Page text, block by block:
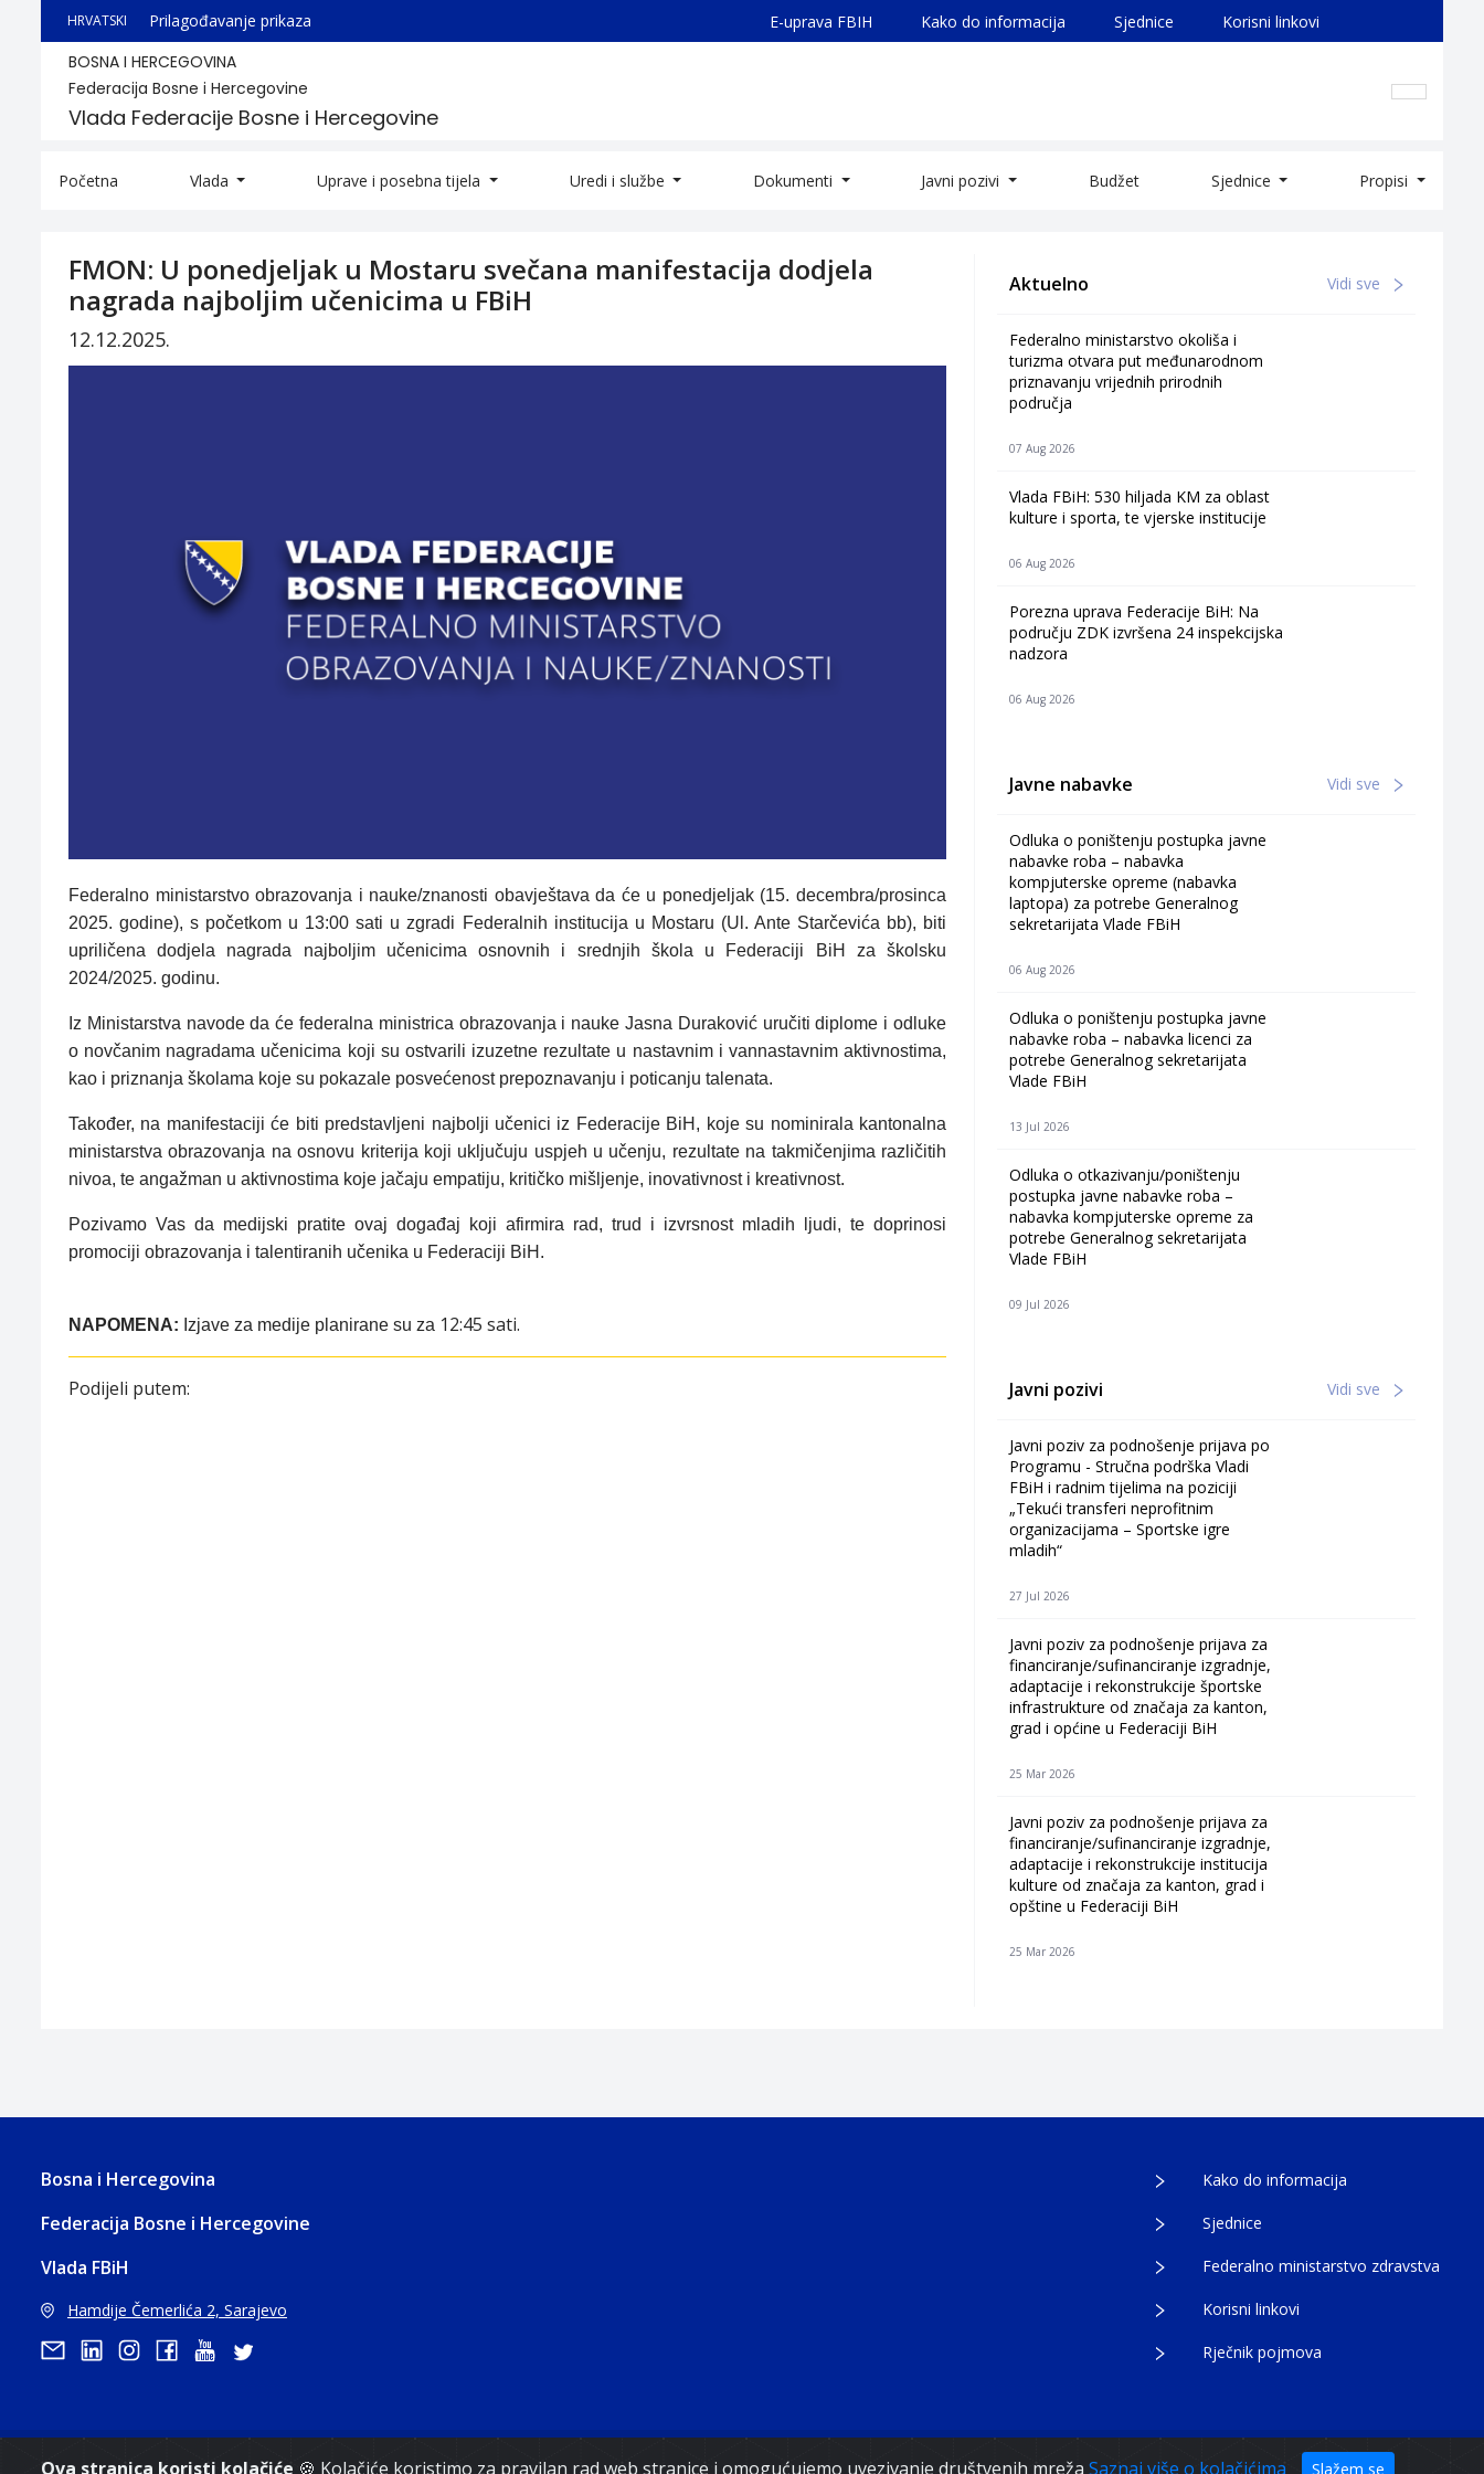
Ova stranica koristi kolačiće 🍪 Kolačiće koristimo za pravilan rad web stranice i omogućujemo uvezivanje društvenih mreža Saznaj više o kolačićima Slažem se
HRVATSKI Prilagođavanje prikaza E-uprava FBIH Kako do informacija Sjednice Korisni linkovi
BOSNA I HERCEGOVINA
Federacija Bosne i Hercegovine
Vlada Federacije Bosne i Hercegovine
Početna Vlada Uprave i posebna tijela Uredi i službe Dokumenti Javni pozivi Budžet Sjednice Propisi
FMON: U ponedjeljak u Mostaru svečana manifestacija dodjela
nagrada najboljim učenicima u FBiH
12.12.2025.
Federalno ministarstvo obrazovanja i nauke/znanosti obavještava da će u ponedjeljak (15. decembra/prosinca
2025. godine), s početkom u 13:00 sati u zgradi Federalnih institucija u Mostaru (Ul. Ante Starčevića bb), biti
upriličena dodjela nagrada najboljim učenicima osnovnih i srednjih škola u Federaciji BiH za školsku
2024/2025. godinu.
Iz Ministarstva navode da će federalna ministrica obrazovanja i nauke Jasna Duraković uručiti diplome i odluke
o novčanim nagradama učenicima koji su ostvarili izuzetne rezultate u nastavnim i vannastavnim aktivnostima,
kao i priznanja školama koje su pokazale posvećenost prepoznavanju i poticanju talenata.
Također, na manifestaciji će biti predstavljeni najbolji učenici iz Federacije BiH, koje su nominirala kantonalna
ministarstva obrazovanja na osnovu kriterija koji uključuju uspjeh u učenju, rezultate na takmičenjima različitih
nivoa, te angažman u aktivnostima koje jačaju empatiju, kritičko mišljenje, inovativnost i kreativnost.
Pozivamo Vas da medijski pratite ovaj događaj koji afirmira rad, trud i izvrsnost mladih ljudi, te doprinosi
promociji obrazovanja i talentiranih učenika u Federaciji BiH.
NAPOMENA: Izjave za medije planirane su za 12:45 sati.
Podijeli putem:
Aktuelno Vidi sve
Federalno ministarstvo okoliša i
turizma otvara put međunarodnom
priznavanju vrijednih prirodnih
područja
07 Aug 2026
Vlada FBiH: 530 hiljada KM za oblast
kulture i sporta, te vjerske institucije
06 Aug 2026
Porezna uprava Federacije BiH: Na
području ZDK izvršena 24 inspekcijska
nadzora
06 Aug 2026
Javne nabavke Vidi sve
Odluka o poništenju postupka javne
nabavke roba – nabavka
kompjuterske opreme (nabavka
laptopa) za potrebe Generalnog
sekretarijata Vlade FBiH
06 Aug 2026
Odluka o poništenju postupka javne
nabavke roba – nabavka licenci za
potrebe Generalnog sekretarijata
Vlade FBiH
13 Jul 2026
Odluka o otkazivanju/poništenju
postupka javne nabavke roba –
nabavka kompjuterske opreme za
potrebe Generalnog sekretarijata
Vlade FBiH
09 Jul 2026
Javni pozivi Vidi sve
Javni poziv za podnošenje prijava po
Programu - Stručna podrška Vladi
FBiH i radnim tijelima na poziciji
„Tekući transferi neprofitnim
organizacijama – Sportske igre
mladih“
27 Jul 2026
Javni poziv za podnošenje prijava za
financiranje/sufinanciranje izgradnje,
adaptacije i rekonstrukcije športske
infrastrukture od značaja za kanton,
grad i općine u Federaciji BiH
25 Mar 2026
Javni poziv za podnošenje prijava za
financiranje/sufinanciranje izgradnje,
adaptacije i rekonstrukcije institucija
kulture od značaja za kanton, grad i
opštine u Federaciji BiH
25 Mar 2026
Bosna i Hercegovina
Federacija Bosne i Hercegovine
Vlada FBiH
Hamdije Čemerlića 2, Sarajevo
Kako do informacija
Sjednice
Federalno ministarstvo zdravstva
Korisni linkovi
Rječnik pojmova
Copyright 2021. Vlada Federacije Bosne i Hercegovine